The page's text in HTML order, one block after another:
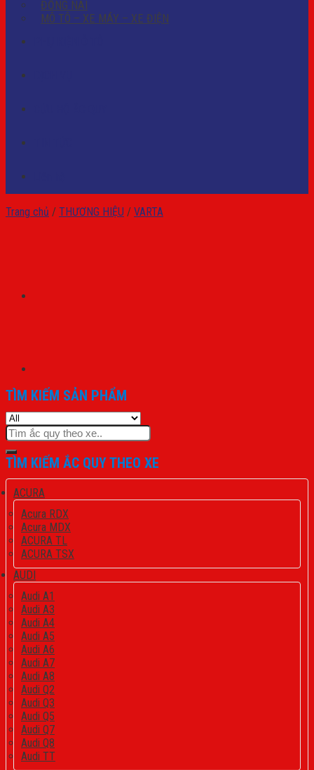
ĐỒNG NAI
MÔ TÔ – XE MÁY – XE ĐIỆN
Trang chủ / THƯƠNG HIỆU / VARTA
TÌM KIẾM SẢN PHẨM
Tìm
kiếm:
TÌM KIẾM ẮC QUY THEO XE
ACURA
Acura RDX
Acura MDX
ACURA TL
ACURA TSX
AUDI
Audi A1
Audi A3
Audi A4
Audi A5
Audi A6
Audi A7
Audi A8
Audi Q2
Audi Q3
Audi Q5
Audi Q7
Audi Q8
Audi TT